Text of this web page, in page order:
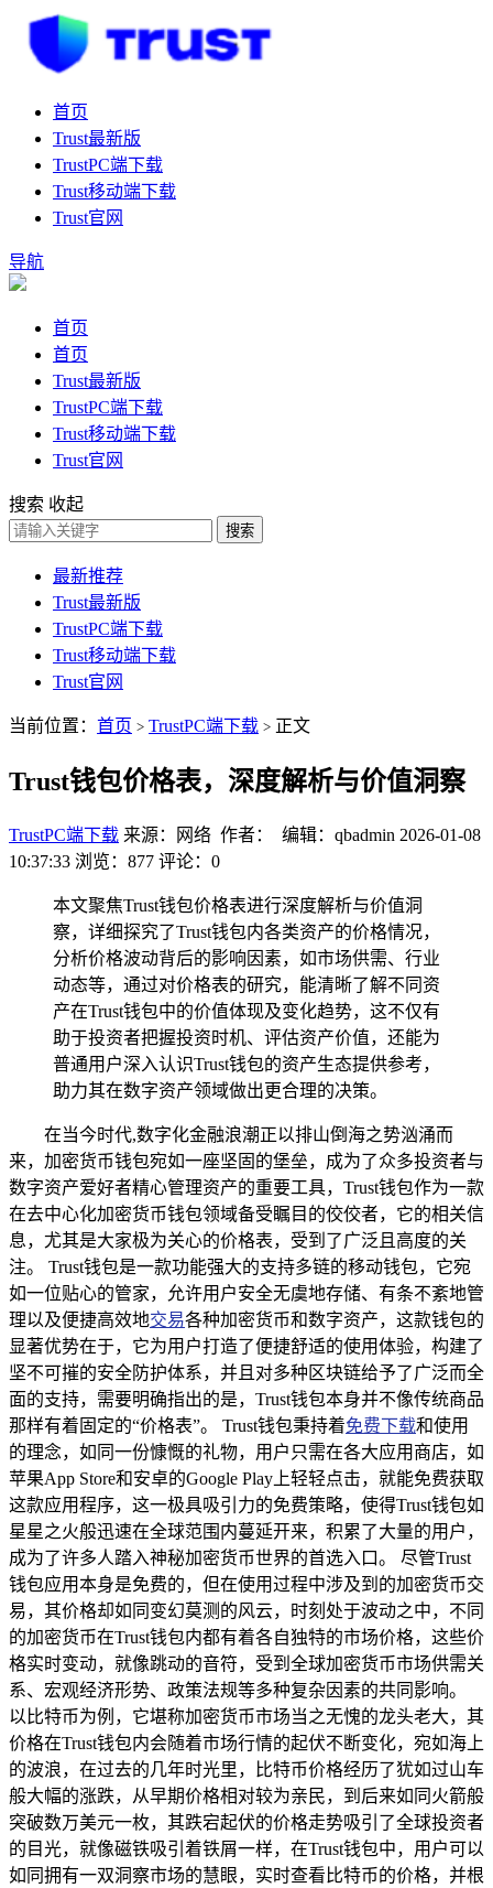
首页
Trust最新版
TrustPC端下载
Trust移动端下载
Trust官网
导航
首页
首页
Trust最新版
TrustPC端下载
Trust移动端下载
Trust官网
搜索 收起
搜索
最新推荐
Trust最新版
TrustPC端下载
Trust移动端下载
Trust官网
当前位置： 首页 > TrustPC端下载 > 正文
Trust钱包价格表，深度解析与价值洞察
TrustPC端下载 来源：网络 作者： 编辑：qbadmin 2026-01-08
10:37:33 浏览：877 评论：0
本文聚焦Trust钱包价格表进行深度解析与价值洞
察，详细探究了Trust钱包内各类资产的价格情况，
分析价格波动背后的影响因素，如市场供需、行业
动态等，通过对价格表的研究，能清晰了解不同资
产在Trust钱包中的价值体现及变化趋势，这不仅有
助于投资者把握投资时机、评估资产价值，还能为
普通用户深入认识Trust钱包的资产生态提供参考，
助力其在数字资产领域做出更合理的决策。
在当今时代,数字化金融浪潮正以排山倒海之势汹涌而
来，加密货币钱包宛如一座坚固的堡垒，成为了众多投资者与
数字资产爱好者精心管理资产的重要工具，Trust钱包作为一款
在去中心化加密货币钱包领域备受瞩目的佼佼者，它的相关信
息，尤其是大家极为关心的价格表，受到了广泛且高度的关
注。 Trust钱包是一款功能强大的支持多链的移动钱包，它宛
如一位贴心的管家，允许用户安全无虞地存储、有条不紊地管
理以及便捷高效地交易各种加密货币和数字资产，这款钱包的
显著优势在于，它为用户打造了便捷舒适的使用体验，构建了
坚不可摧的安全防护体系，并且对多种区块链给予了广泛而全
面的支持，需要明确指出的是，Trust钱包本身并不像传统商品
那样有着固定的“价格表”。 Trust钱包秉持着免费下载和使用
的理念，如同一份慷慨的礼物，用户只需在各大应用商店，如
苹果App Store和安卓的Google Play上轻轻点击，就能免费获取
这款应用程序，这一极具吸引力的免费策略，使得Trust钱包如
星星之火般迅速在全球范围内蔓延开来，积累了大量的用户，
成为了许多人踏入神秘加密货币世界的首选入口。 尽管Trust
钱包应用本身是免费的，但在使用过程中涉及到的加密货币交
易，其价格却如同变幻莫测的风云，时刻处于波动之中，不同
的加密货币在Trust钱包内都有着各自独特的市场价格，这些价
格实时变动，就像跳动的音符，受到全球加密货币市场供需关
系、宏观经济形势、政策法规等多种复杂因素的共同影响。
以比特币为例，它堪称加密货币市场当之无愧的龙头老大，其
价格在Trust钱包内会随着市场行情的起伏不断变化，宛如海上
的波浪，在过去的几年时光里，比特币价格经历了犹如过山车
般大幅的涨跌，从早期价格相对较为亲民，到后来如同火箭般
突破数万美元一枚，其跌宕起伏的价格走势吸引了全球投资者
的目光，就像磁铁吸引着铁屑一样，在Trust钱包中，用户可以
如同拥有一双洞察市场的慧眼，实时查看比特币的价格，并根